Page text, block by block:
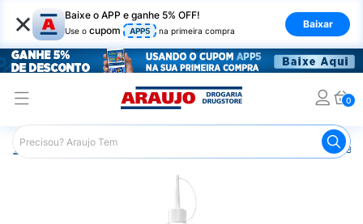
× Baixe o APP e ganhe 5% OFF!
Use o cupom APP5 na primeira compra
Baixar
0
Araujo Saúde e Bem Estar